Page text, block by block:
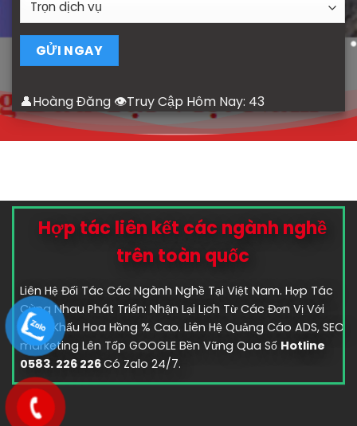
👤Hoàng Đăng 👁Truy Cập Hôm Nay: 43
Hợp tác liên kết các ngành nghề
trên toàn quốc
Liên Hệ Đối Tác Các Ngành Nghề Tại Việt Nam. Hợp Tác
Cùng Nhau Phát Triển: Nhận Lại Lịch Từ Các Đơn Vị Với
Chiết Khấu Hoa Hồng % Cao. Liên Hệ Quảng Cáo ADS, SEO
marketing Lên Tốp GOOGLE Bền Vững Qua Số Hotline
0583. 226 226Có Zalo 24/7.